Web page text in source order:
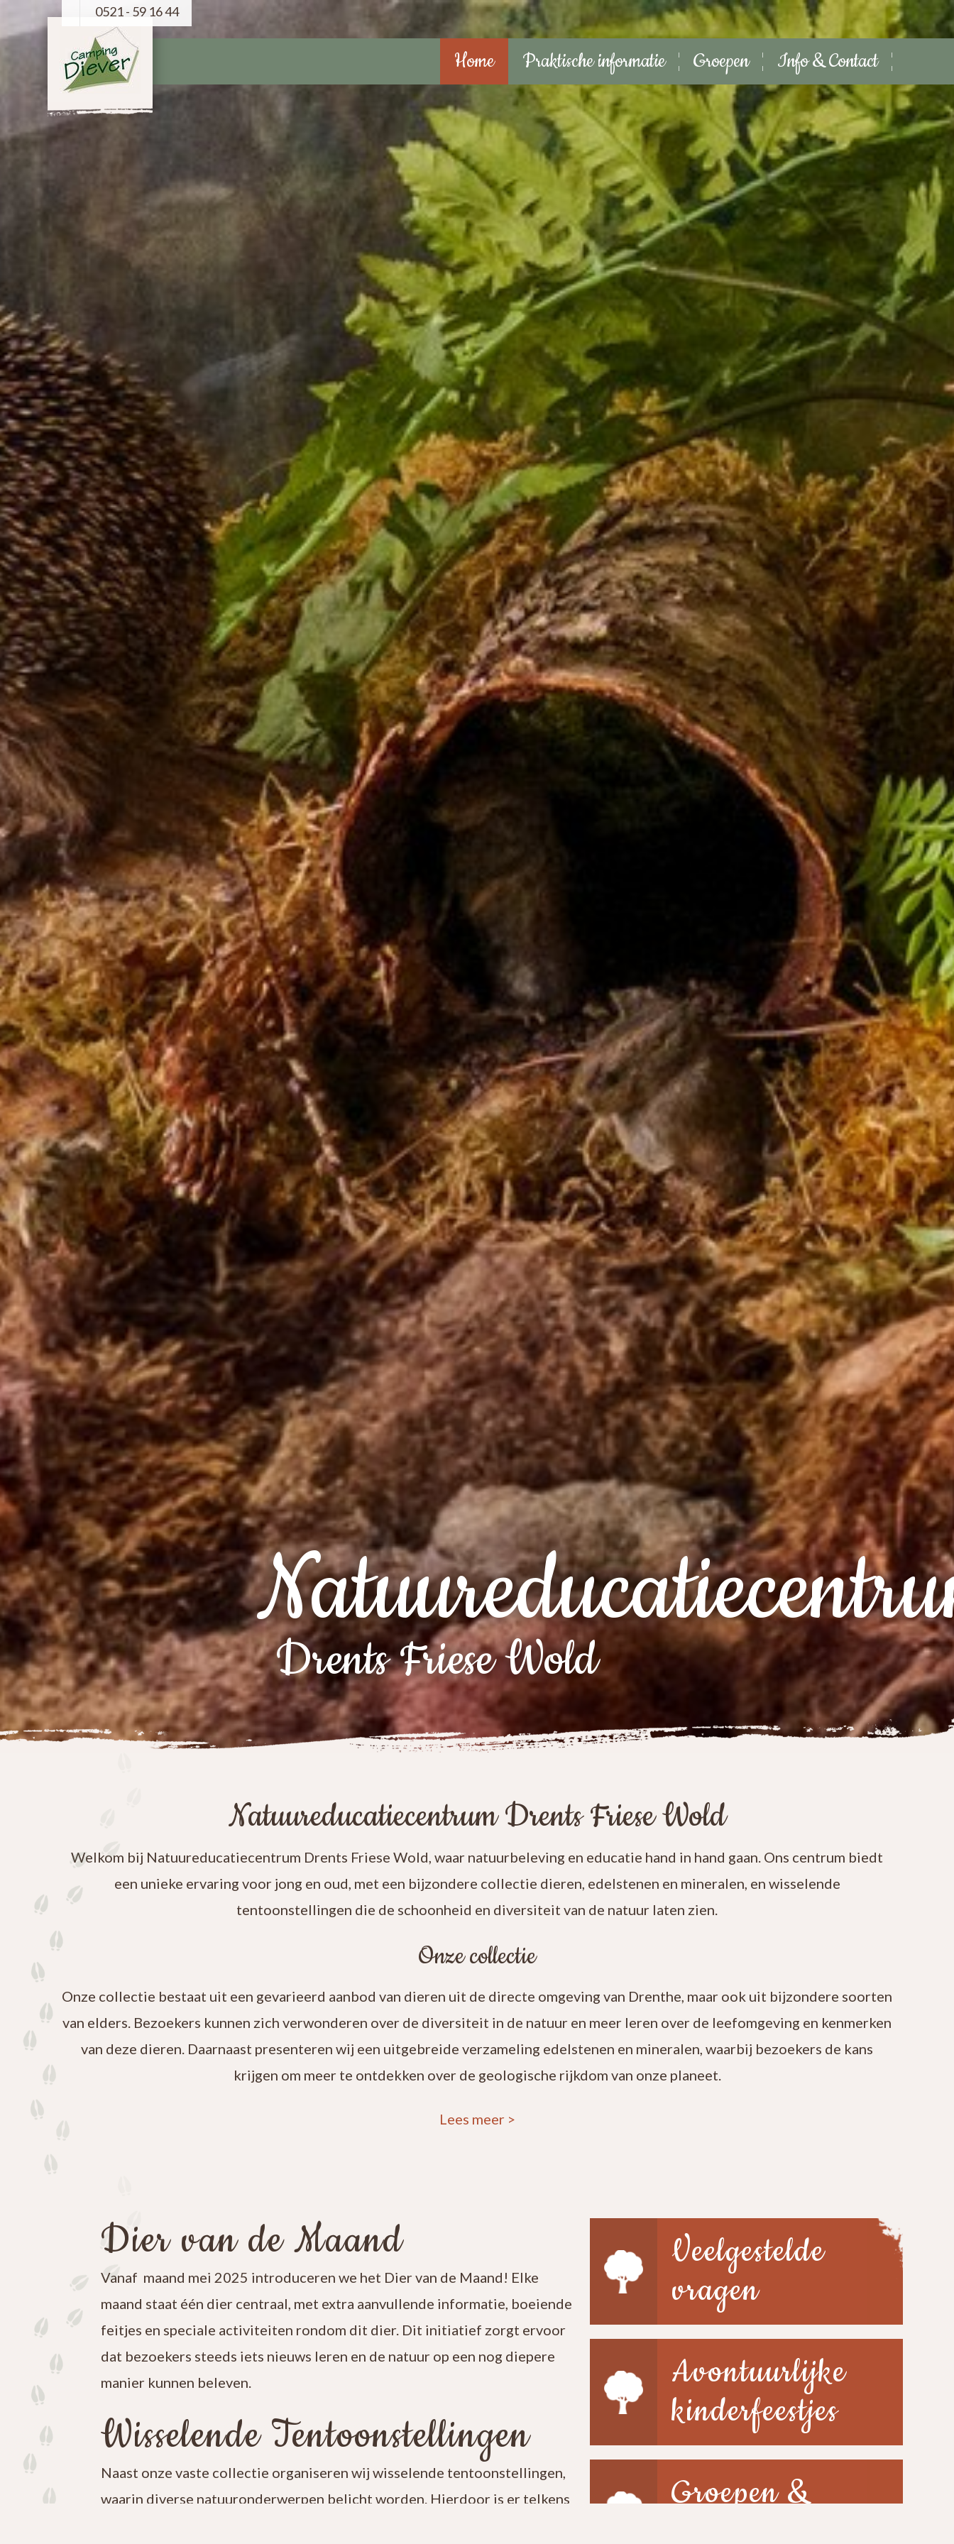
0521 - 59 16 44
Home Praktische informatie Groepen Info & Contact
Drents Friese Wold
Natuureducatiecentrum Drents Friese Wold
Welkom bij Natuureducatiecentrum Drents Friese Wold, waar natuurbeleving en educatie hand in hand gaan. Ons centrum biedt
een unieke ervaring voor jong en oud, met een bijzondere collectie dieren, edelstenen en mineralen, en wisselende
tentoonstellingen die de schoonheid en diversiteit van de natuur laten zien.
Onze collectie
Onze collectie bestaat uit een gevarieerd aanbod van dieren uit de directe omgeving van Drenthe, maar ook uit bijzondere soorten
van elders. Bezoekers kunnen zich verwonderen over de diversiteit in de natuur en meer leren over de leefomgeving en kenmerken
van deze dieren. Daarnaast presenteren wij een uitgebreide verzameling edelstenen en mineralen, waarbij bezoekers de kans
krijgen om meer te ontdekken over de geologische rijkdom van onze planeet.
Lees meer >
Dier van de Maand
Vanaf maand mei 2025 introduceren we het Dier van de Maand! Elke
maand staat één dier centraal, met extra aanvullende informatie, boeiende
feitjes en speciale activiteiten rondom dit dier. Dit initiatief zorgt ervoor
dat bezoekers steeds iets nieuws leren en de natuur op een nog diepere
manier kunnen beleven.
Wisselende Tentoonstellingen
Naast onze vaste collectie organiseren wij wisselende tentoonstellingen,
waarin diverse natuuronderwerpen belicht worden. Hierdoor is er telkens
Veelgestelde
vragen
Avontuurlijke
kinderfeestjes
Groepen &